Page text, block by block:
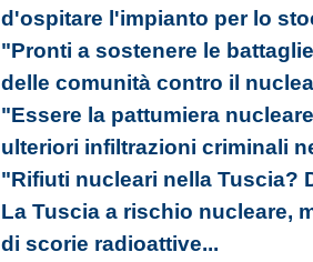
d'ospitare l'impianto per lo
"Pronti a sostenere le
delle comunità contro il
"Essere la pattumiera
ulteriori infiltrazioni criminali
"Rifiuti nucleari nella Tuscia?
La Tuscia a rischio nucleare,
di scorie radioattive...